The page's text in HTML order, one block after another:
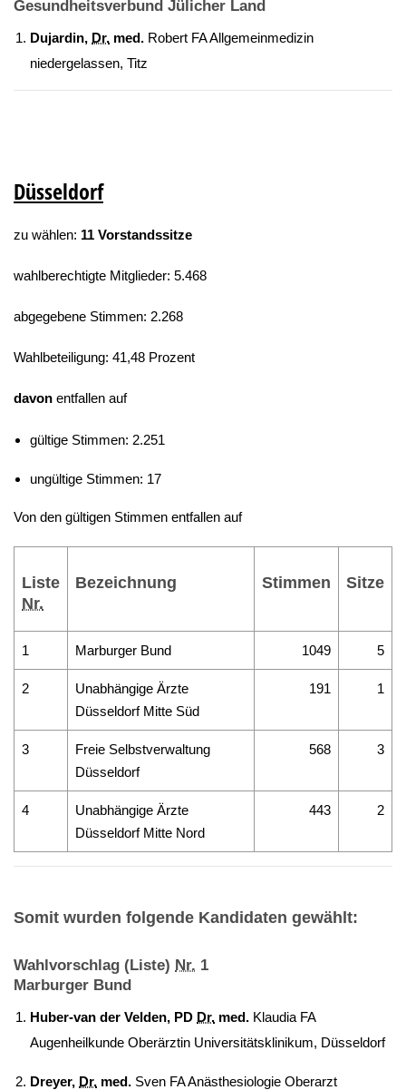
Gesundheitsverbund Jülicher Land
Dujardin, Dr. med. Robert FA Allgemeinmedizin
niedergelassen, Titz
Düsseldorf
zu wählen: 11 Vorstandssitze
wahlberechtigte Mitglieder: 5.468
abgegebene Stimmen: 2.268
Wahlbeteiligung: 41,48 Prozent
davon entfallen auf
gültige Stimmen: 2.251
ungültige Stimmen: 17
Von den gültigen Stimmen entfallen auf
Liste
Nr.
Bezeichnung Stimmen Sitze
1 Marburger Bund 1049 5
2
Unabhängige Ärzte
Düsseldorf Mitte Süd
191 1
3
Freie Selbstverwaltung
Düsseldorf
568 3
4
Unabhängige Ärzte
Düsseldorf Mitte Nord
443 2
Somit wurden folgende Kandidaten gewählt:
Wahlvorschlag (Liste) Nr. 1
Marburger Bund
Huber-van der Velden, PD Dr. med. Klaudia FA
Augenheilkunde Oberärztin Universitätsklinikum, Düsseldorf
Dreyer, Dr. med. Sven FA Anästhesiologie Oberarzt